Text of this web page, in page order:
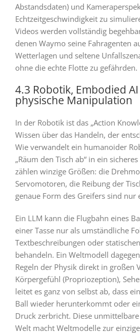
Abstandsdaten) und
Echtzeitgeschwindigkeit zu
Videos werden vollständig
denen Waymo seine Fahragenten
Wetterlagen und seltene
ohne die echte Flotte zu gefährden.
4.3 Robotik, Embodied
physische Manipulation
In der Robotik ist das „Action
Wissen über das Handeln, der
Wie verwandelt ein humanoider
„Räum den Tisch ab“ in ein
zählen winzige Größen: die
Servomotoren, die Reibung der
genaue Form des Greifers sind nur
Ein LLM kann die Flugbahn eines
einer Tasse nur als umständliche
Textbeschreibungen oder
behandeln. Ein Weltmodell
Regeln der Physik direkt in großen
Körpergefühl (Propriozeption),
leitet es ganz von selbst ab, dass
Ball wieder herunterkommt oder
Druck zerbricht. Diese
Welt macht Weltmodelle zur